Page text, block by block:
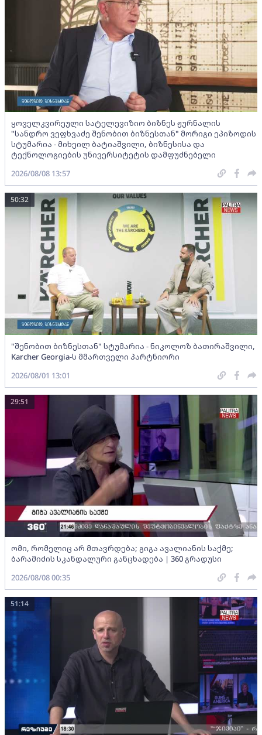
ყოველკვირეული სატელევიზიო ბიზნეს ჟურნალის
"სანდრო ვეფხვაძე შენობით ბიზნესთან" მორიგი ეპიზოდის
სტუმარია - მიხეილ ბატიაშვილი, ბიზნესისა და
ტექნოლოგიების უნივერსიტეტის დამფუძნებელი
2026/08/08 13:57
"შენობით ბიზნესთან" სტუმარია - ნიკოლოზ ბათირაშვილი,
Karcher Georgia-ს მმართველი პარტნიორი
50:32
2026/08/01 13:01
ომი, რომელიც არ მთავრდება; გიგა ავალიანის საქმე;
ბარამიძის სკანდალური განცხადება | 360 გრადუსი
29:51
2026/08/08 00:35
51:14